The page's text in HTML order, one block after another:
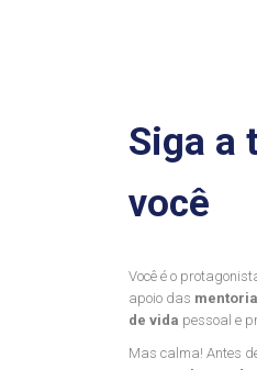
Siga a
você
Você é o
apoio das
de vida pessoal e
Mas calma! Antes